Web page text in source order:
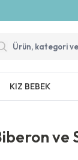
KIZ BEBEK
ve